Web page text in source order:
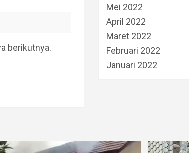
berikutnya.
Mei 2022
April 2022
Maret 2022
Februari 2022
Januari 2022